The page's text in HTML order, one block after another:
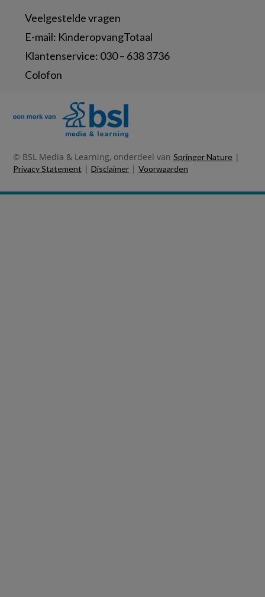
Veelgestelde vragen
E-mail: KinderopvangTotaal
Klantenservice: 030 – 638 3736
Colofon
© BSL Media & Learning, onderdeel van Springer Nature |
Privacy Statement | Disclaimer | Voorwaarden